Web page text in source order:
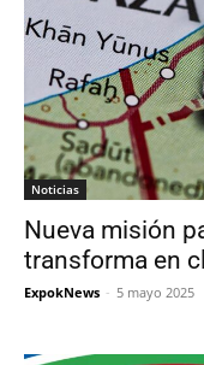
Noticias
Nueva misión
transforma en
ExpokNews - 5 mayo 2025